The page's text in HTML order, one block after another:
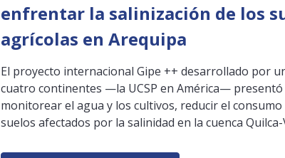
enfrentar la salinización de los
agrícolas en Arequipa
El proyecto internacional Gipe ++ desarrollado por
cuatro continentes —la UCSP en América—
monitorear el agua y los cultivos, reducir el
suelos afectados por la salinidad en la cuenca